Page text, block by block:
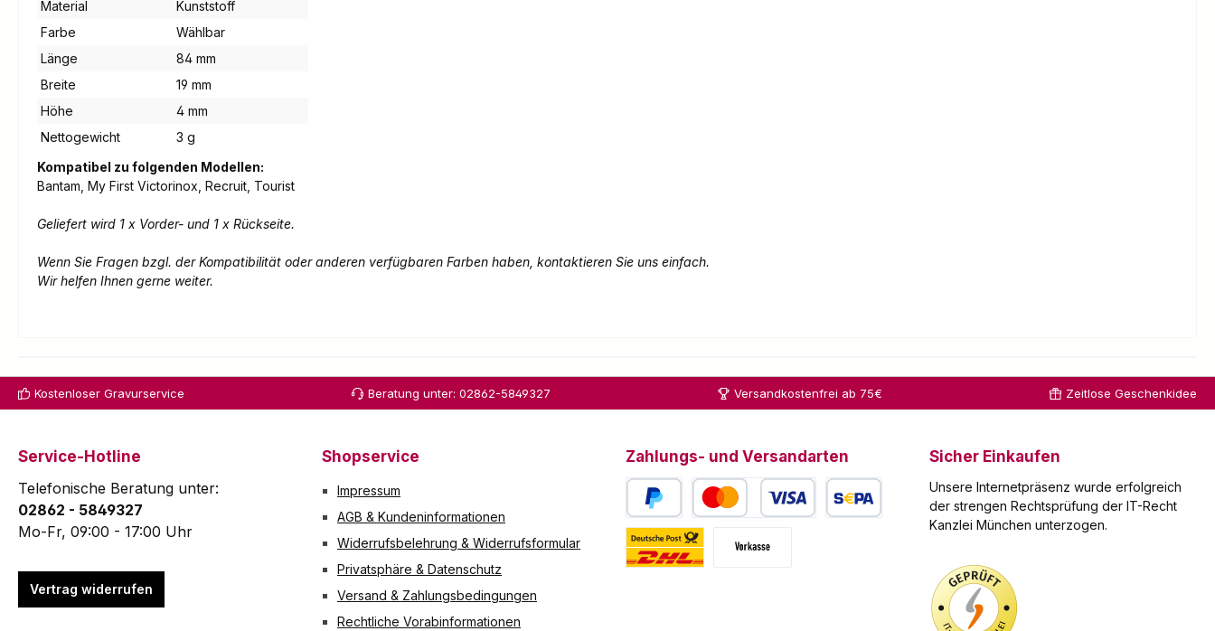
Material
Kunststoff
Farbe
Wählbar
Länge
84 mm
Breite
19 mm
Höhe
4 mm
Nettogewicht
3 g
Kompatibel zu folgenden Modellen:
Bantam, My First Victorinox, Recruit, Tourist
Geliefert wird 1 x Vorder- und 1 x Rückseite.
Wenn Sie Fragen bzgl. der Kompatibilität oder anderen verfügbaren Farben haben, kontaktieren Sie uns einfach.
Wir helfen Ihnen gerne weiter.
Kostenloser Gravurservice Beratung unter: 02862-5849327 Versandkostenfrei ab 75€ Zeitlose Geschenkidee
Service-Hotline
Telefonische Beratung unter:
02862 - 5849327
Mo-Fr, 09:00 - 17:00 Uhr
Vertrag widerrufen
Shopservice
Impressum
AGB & Kundeninformationen
Widerrufsbelehrung & Widerrufsformular
Privatsphäre & Datenschutz
Versand & Zahlungsbedingungen
Rechtliche Vorabinformationen
Zahlungs- und Versandarten
PayPal Kredit- oder Debitkarte
Sicher Einkaufen
Unsere Internetpräsenz wurde erfolgreich
der strengen Rechtsprüfung der IT-Recht
Kanzlei München unterzogen.